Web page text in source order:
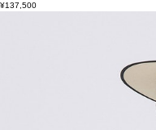
¥137,500